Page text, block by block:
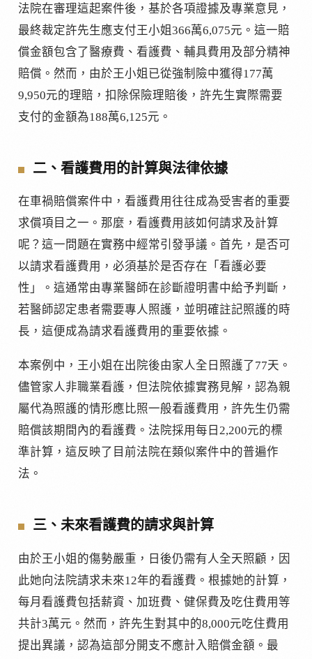
法院在審理這起案件後，基於各項證據及專業意見，
最終裁定許先生應支付王小姐366萬6,075元。這一賠
償金額包含了醫療費、看護費、輔具費用及部分精神
賠償。然而，由於王小姐已從強制險中獲得177萬
9,950元的理賠，扣除保險理賠後，許先生實際需要
支付的金額為188萬6,125元。
二、看護費用的計算與法律依據
在車禍賠償案件中，看護費用往往成為受害者的重要
求償項目之一。那麼，看護費用該如何請求及計算
呢？這一問題在實務中經常引發爭議。首先，是否可
以請求看護費用，必須基於是否存在「看護必要
性」。這通常由專業醫師在診斷證明書中給予判斷，
若醫師認定患者需要專人照護，並明確註記照護的時
長，這便成為請求看護費用的重要依據。
本案例中，王小姐在出院後由家人全日照護了77天。
儘管家人非職業看護，但法院依據實務見解，認為親
屬代為照護的情形應比照一般看護費用，許先生仍需
賠償該期間內的看護費。法院採用每日2,200元的標
準計算，這反映了目前法院在類似案件中的普遍作
法。
三、未來看護費的請求與計算
由於王小姐的傷勢嚴重，日後仍需有人全天照顧，因
此她向法院請求未來12年的看護費。根據她的計算，
每月看護費包括薪資、加班費、健保費及吃住費用等
共計3萬元。然而，許先生對其中的8,000元吃住費用
提出異議，認為這部分開支不應計入賠償金額。最